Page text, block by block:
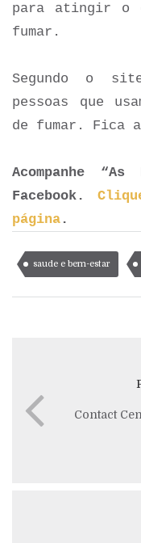
para atingir o
fumar.
Segundo o
pessoas que
de fumar. Fica
Acompanhe
Facebook.
página .
saude e bem-estar
Contact